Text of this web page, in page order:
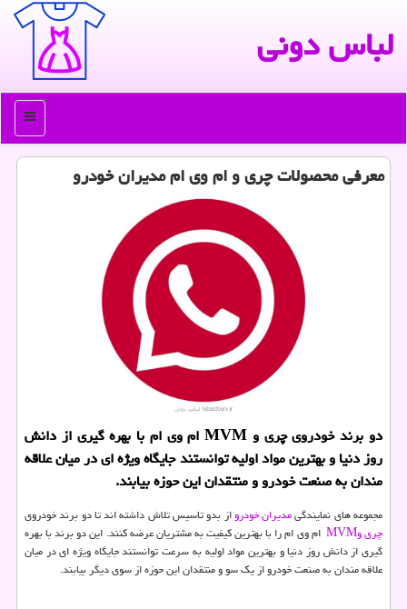
لباس دونی
منو
معرفی محصولات چری و ام وی ام مدیران خودرو
دو برند خودروی چری و MVM ام وی ام با بهره گیری از دانش
روز دنیا و بهترین مواد اولیه توانستند جایگاه ویژه ای در میان علاقه
مندان به صنعت خودرو و منتقدان این حوزه بیابند.
مجموعه های نمایندگیمدیران خودرواز بدو تاسیس تلاش داشته اند تا دو برند خودروی
چری وMVM ام وی ام را با بهترین کیفیت به مشتریان عرضه کنند. این دو برند با بهره
گیری از دانش روز دنیا و بهترین مواد اولیه به سرعت توانستند جایگاه ویژه ای در میان
علاقه مندان به صنعت خودرو از یک سو و منتقدان این حوزه از سوی دیگر بیابند.